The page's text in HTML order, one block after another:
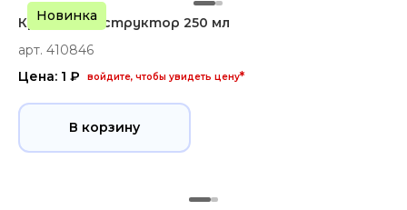
Новинка
Крем-реконструктор 250 мл
арт. 410846
Цена: 1 ₽
войдите, чтобы увидеть цену*
В корзину